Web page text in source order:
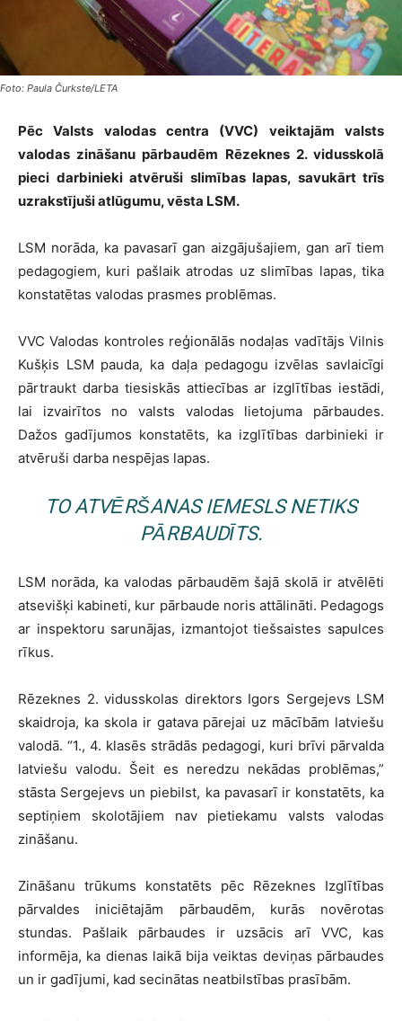
Foto: Paula Čurkste/LETA
Pēc Valsts valodas centra (VVC) veiktajām valsts
valodas zināšanu pārbaudēm Rēzeknes 2. vidusskolā
pieci darbinieki atvēruši slimības lapas, savukārt trīs
uzrakstījuši atlūgumu, vēsta LSM.
LSM norāda, ka pavasarī gan aizgājušajiem, gan arī tiem
pedagogiem, kuri pašlaik atrodas uz slimības lapas, tika
konstatētas valodas prasmes problēmas.
VVC Valodas kontroles reģionālās nodaļas vadītājs Vilnis
Kušķis LSM pauda, ka daļa pedagogu izvēlas savlaicīgi
pārtraukt darba tiesiskās attiecības ar izglītības iestādi,
lai izvairītos no valsts valodas lietojuma pārbaudes.
Dažos gadījumos konstatēts, ka izglītības darbinieki ir
atvēruši darba nespējas lapas.
TO ATVĒRŠANAS IEMESLS NETIKS
PĀRBAUDĪTS.
LSM norāda, ka valodas pārbaudēm šajā skolā ir atvēlēti
atsevišķi kabineti, kur pārbaude noris attālināti. Pedagogs
ar inspektoru sarunājas, izmantojot tiešsaistes sapulces
rīkus.
Rēzeknes 2. vidusskolas direktors Igors Sergejevs LSM
skaidroja, ka skola ir gatava pārejai uz mācībām latviešu
valodā. “1., 4. klasēs strādās pedagogi, kuri brīvi pārvalda
latviešu valodu. Šeit es neredzu nekādas problēmas,”
stāsta Sergejevs un piebilst, ka pavasarī ir konstatēts, ka
septiņiem skolotājiem nav pietiekamu valsts valodas
zināšanu.
Zināšanu trūkums konstatēts pēc Rēzeknes Izglītības
pārvaldes iniciētajām pārbaudēm, kurās novērotas
stundas. Pašlaik pārbaudes ir uzsācis arī VVC, kas
informēja, ka dienas laikā bija veiktas deviņas pārbaudes
un ir gadījumi, kad secinātas neatbilstības prasībām.